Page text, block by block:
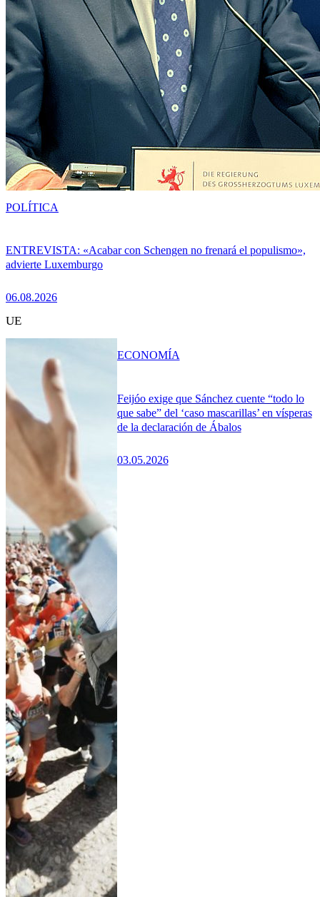
ENTREVISTA: «Acabar con Schengen no frenará el populismo»,
advierte Luxemburgo
06.08.2026
POLÍTICA
UE
Feijóo exige que Sánchez cuente “todo lo
que sabe” del ‘caso mascarillas’ en vísperas
de la declaración de Ábalos
03.05.2026
ECONOMÍA